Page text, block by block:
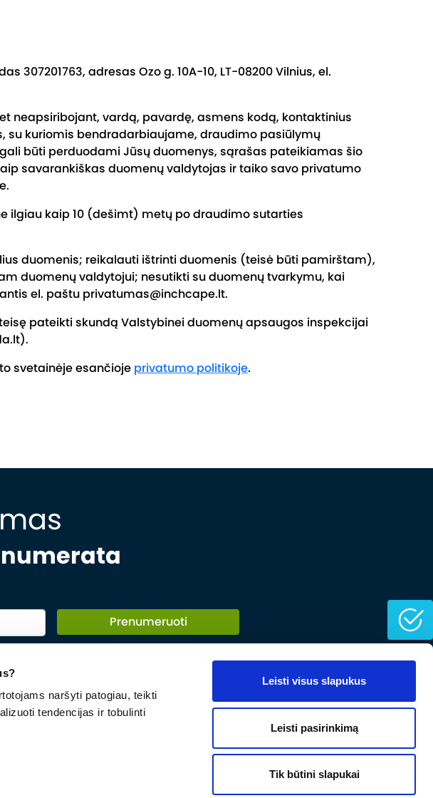
naršyti patogiau, teikti
tendencijas ir tobulinti
Leisti visus slapukus
Leisti pasirinkimą
Tik būtini slapukai
307201763, adresas Ozo g. 10A-10, LT-08200 Vilnius, el.
neapsiribojant, vardą, pavardę, asmens kodą, kontaktinius
kuriomis bendradarbiaujame, draudimo pasiūlymų
būti perduodami Jūsų duomenys, sąrašas pateikiamas šio
savarankiškas duomenų valdytojas ir taiko savo privatumo
ilgiau kaip 10 (dešimt) metų po draudimo sutarties
duomenis; reikalauti ištrinti duomenis (teisė būti pamirštam),
duomenų valdytojui; nesutikti su duomenų tvarkymu, kai
el. paštu privatumas@inchcape.lt.
pateikti skundą Valstybinei duomenų apsaugos inspekcijai
svetainėje esančioje privatumo politikoje.
Prenumeruoti